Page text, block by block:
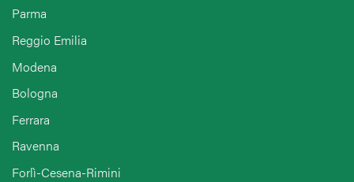
Parma
Reggio Emilia
Modena
Bologna
Ferrara
Ravenna
Forlì-Cesena-Rimini